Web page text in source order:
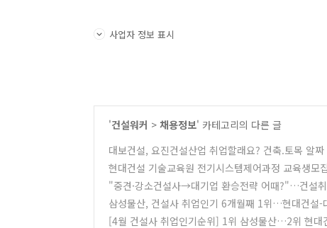
사업자 정보 표시
'건설워커 > 채용정보' 카테고리의 다른 글
대보건설, 요진건설산업 취업할래요? 건축.토목 알짜
현대건설 기술교육원 전기시스템제어과정 교육생모
"중견·강소건설사→대기업 환승전략 어때?"…건설
삼성물산, 건설사 취업인기 6개월째 1위…현대건설-
[4월 건설사 취업인기순위] 1위 삼성물산…2위 현대